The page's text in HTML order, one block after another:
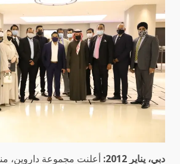
دبي، يناير 2012:
أعلنت مجموعة داروين،